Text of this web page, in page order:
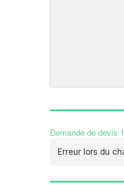
Demande de devis
Erreur lors du